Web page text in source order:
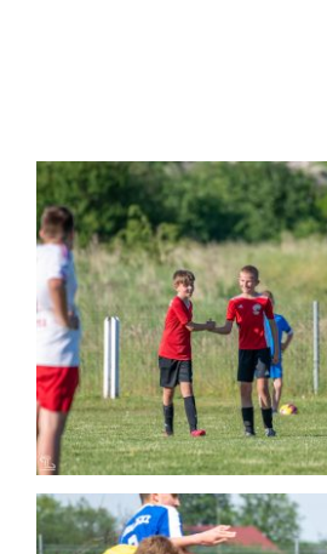
2024-05-20 Zachód
Sokół Smolec,
Mecz